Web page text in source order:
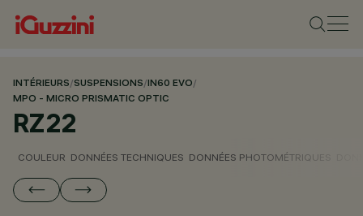
INTÉRIEURS/SUSPENSIONS/IN60 EVO/
MPO - MICRO PRISMATIC OPTIC
RZ22
COULEUR DONNÉES TECHNIQUES DONNÉES PHOTOMÉTRIQUES